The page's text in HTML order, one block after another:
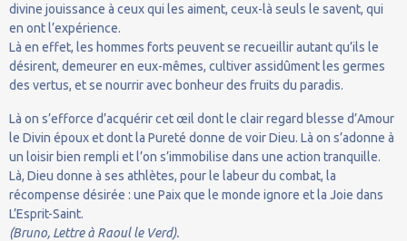
divine jouissance à ceux qui les aiment, ceux-là seuls le savent, qui
en ont l’expérience.
Là en effet, les hommes forts peuvent se recueillir autant qu’ils le
désirent, demeurer en eux-mêmes, cultiver assidûment les germes
des vertus, et se nourrir avec bonheur des fruits du paradis.
Là on s’efforce d’acquérir cet œil dont le clair regard blesse d’Amour
le Divin époux et dont la Pureté donne de voir Dieu. Là on s’adonne à
un loisir bien rempli et l’on s’immobilise dans une action tranquille.
Là, Dieu donne à ses athlètes, pour le labeur du combat, la
récompense désirée : une Paix que le monde ignore et la Joie dans
L’Esprit-Saint.
(Bruno, Lettre à Raoul le Verd).